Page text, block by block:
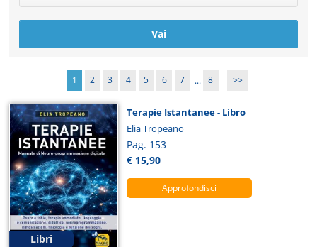
1 2 3 4 5 6 7 ... 8 >>
Libri
Terapie Istantanee - Libro
Elia Tropeano
Pag. 153
€ 15,90
Approfondisci